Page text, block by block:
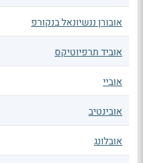
אובורן ננשיונאל בנקורפ
אוביד תרפיוטיקס
אוביי
אובינטיב
אובלונג